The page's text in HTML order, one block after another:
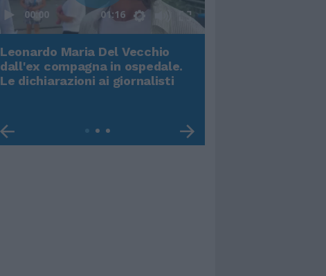
00:00 01:16
Leonardo Maria Del Vecchio
dall'ex compagna in ospedale.
Le dichiarazioni ai giornalisti